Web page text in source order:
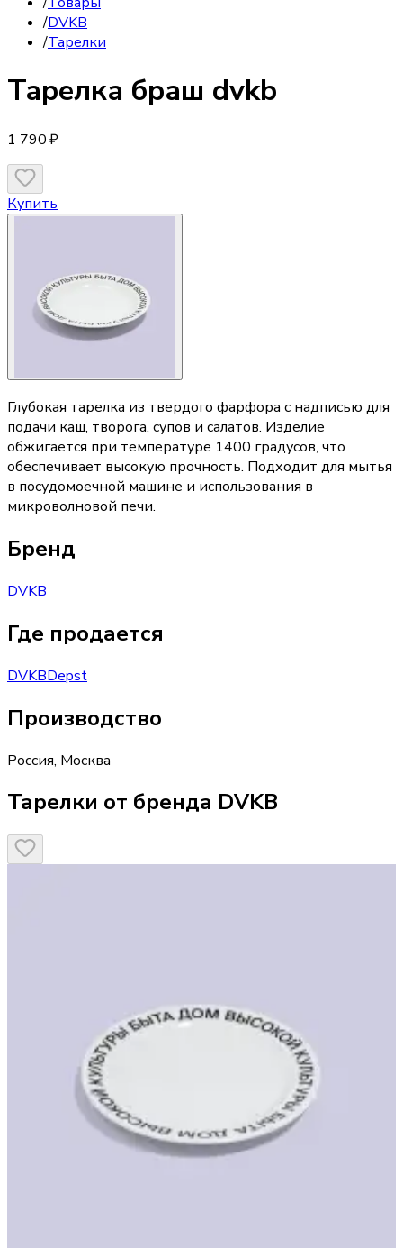
/DVKB
/Тарелки
Тарелка браш dvkb
1 790 ₽
Купить
Глубокая тарелка из твердого фарфора с надписью для
подачи каш, творога, супов и салатов. Изделие
обжигается при температуре 1400 градусов, что
обеспечивает высокую прочность. Подходит для мытья
в посудомоечной машине и использования в
микроволновой печи.
Бренд
DVKB
Где продается
DVKBDepst
Производство
Россия, Москва
Тарелки от бренда DVKB